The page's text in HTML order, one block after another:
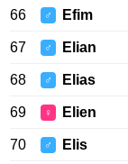
66 ♂ Efim
67 ♂ Elian
68 ♂ Elias
69 ♀ Elien
70 ♂ Elis